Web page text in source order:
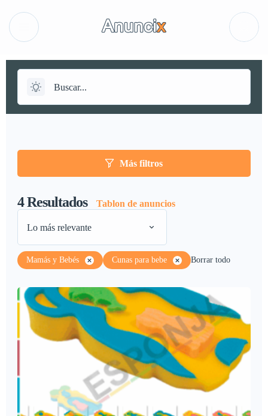
Más filtros
4Resultados Tablon de anuncios
Lo más relevante
Mamás y Bebés Cunas para bebe Borrar todo